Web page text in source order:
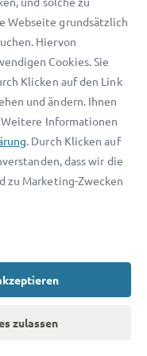
U. A.
Webseite grundsätzlich
Hiervon
Cookies. Sie
Klicken auf den Link
und ändern. Ihnen
Informationen
. Durch Klicken auf
dass wir die
zu Marketing-Zwecken
zulassen